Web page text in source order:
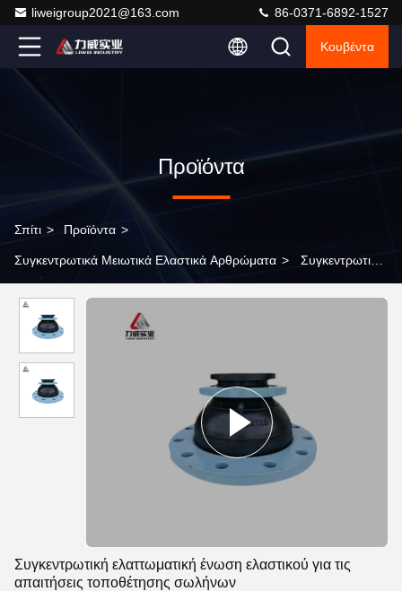
liweigroup2021@163.com 86-0371-6892-1527
Κουβέντα
Προϊόντα
Σπίτι > Προϊόντα >
Συγκεντρωτικά Μειωτικά Ελαστικά Αρθρώματα > Συγκεντρωτική
σωλήνων
Συγκεντρωτική ελαττωματική ένωση ελαστικού για τις
απαιτήσεις τοποθέτησης σωλήνων